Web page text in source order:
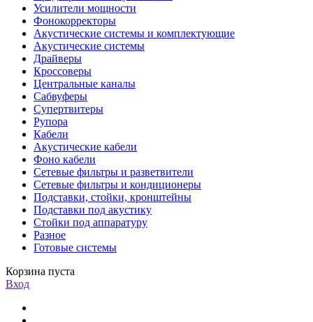
Усилители мощности
Фонокорректоры
Акустические системы и комплектующие
Акустические системы
Драйверы
Кроссоверы
Центральные каналы
Сабвуферы
Супертвитеры
Рупора
Кабели
Акустические кабели
Фоно кабели
Сетевые фильтры и разветвители
Сетевые фильтры и кондиционеры
Подставки, стойки, кронштейны
Подставки под акустику
Стойки под аппаратуру
Разное
Готовые системы
Корзина пуста
Вход